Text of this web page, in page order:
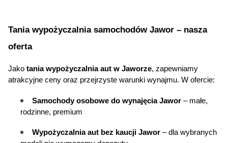
Tania wypożyczalnia samochodów Jawor – nasza
oferta
Jako tania wypożyczalnia aut w Jaworze, zapewniamy
atrakcyjne ceny oraz przejrzyste warunki wynajmu. W ofercie:
Samochody osobowe do wynajęcia Jawor – małe,
rodzinne, premium
Wypożyczalnia aut bez kaucji Jawor – dla wybranych